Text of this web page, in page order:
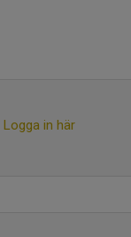
Logga in här